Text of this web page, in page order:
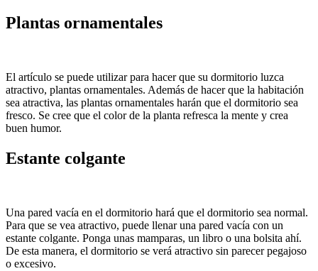
Plantas ornamentales
El artículo se puede utilizar para hacer que su dormitorio luzca
atractivo, plantas ornamentales. Además de hacer que la habitación
sea atractiva, las plantas ornamentales harán que el dormitorio sea
fresco. Se cree que el color de la planta refresca la mente y crea
buen humor.
Estante colgante
Una pared vacía en el dormitorio hará que el dormitorio sea normal.
Para que se vea atractivo, puede llenar una pared vacía con un
estante colgante. Ponga unas mamparas, un libro o una bolsita ahí.
De esta manera, el dormitorio se verá atractivo sin parecer pegajoso
o excesivo.